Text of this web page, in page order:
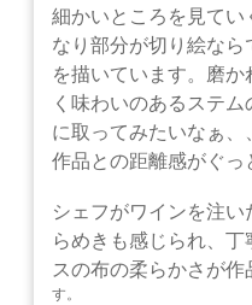
細かいところを見て
なり部分が切り絵な
を描いています。磨
く味わいのあるステ
に取ってみたいなぁ、
作品との距離感がぐっ
シェフがワインを注
らめきも感じられ、
スの布の柔らかさが
す。